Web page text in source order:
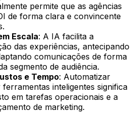
permite que as agências
de forma clara e convincente
Escala: A IA facilita a
das experiências, antecipando
comunicações de forma
segmento de audiência.
e Tempo: Automatizar
inteligentes significa
em tarefas operacionais e a
de marketing.